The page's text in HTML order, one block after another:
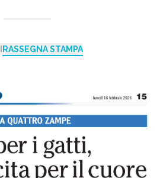
RASSEGNA STAMPA